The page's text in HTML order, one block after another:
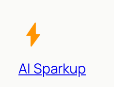
AI Sparkup